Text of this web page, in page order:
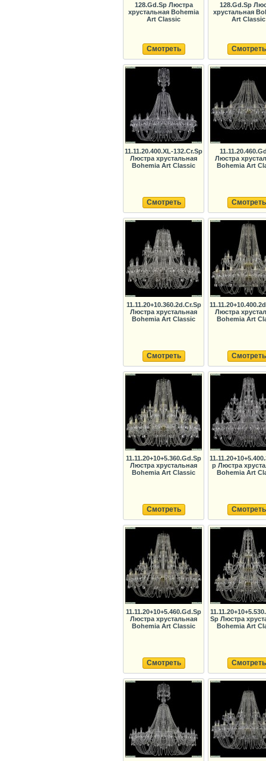
128.Gd.Sp Люстра
хрустальная Bohemia
Art Classic
Смотреть
128.Gd.Sp
хрустальная
Art Classic
Смотреть
11.11.20.400.XL-132.Cr.Sp
Люстра хрустальная
Bohemia Art Classic
Смотреть
Люстра
Bohemia Art
Смотреть
11.11.20+10.360.2d.Cr.Sp
Люстра хрустальная
Bohemia Art Classic
Смотреть
Люстра
Bohemia Art
Смотреть
11.11.20+10+5.360.Gd.Sp
Люстра хрустальная
Bohemia Art Classic
Смотреть
p Люстра
Bohemia Art
Смотреть
11.11.20+10+5.460.Gd.Sp
Люстра хрустальная
Bohemia Art Classic
Смотреть
Sp Люстра
Bohemia Art
Смотреть